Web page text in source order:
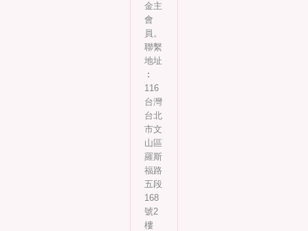
金主
會
員。
聯繫
地址
︰
116
台灣
台北
市文
山區
羅斯
福路
五段
168
號2
樓